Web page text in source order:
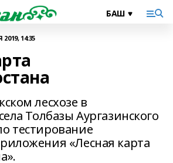
14:35
лесхозе в
Толбазы Аургазинского
тестирование
«Лесная карта